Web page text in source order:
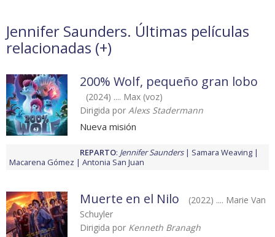
Jennifer Saunders. Últimas películas
relacionadas (+)
200% Wolf, pequeño gran lobo
(2024) .... Max (voz)
Dirigida por Alexs Stadermann
Nueva misión
REPARTO: Jennifer Saunders
Samara Weaving
Macarena Gómez
Antonia San Juan
Muerte en el Nilo
(2022) .... Marie Van
Schuyler
Dirigida por Kenneth Branagh